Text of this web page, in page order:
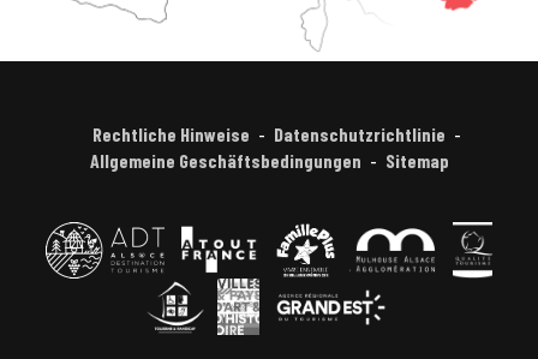
Rechtliche Hinweise
Datenschutzrichtlinie
Allgemeine Geschäftsbedingungen
Sitemap